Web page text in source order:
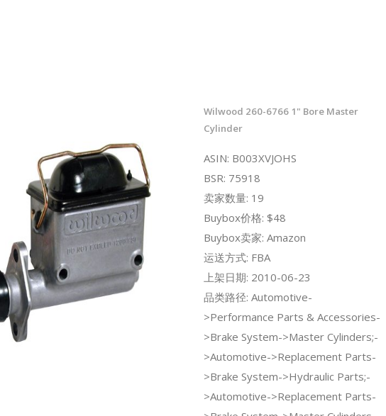
Wilwood 260-6766 1" Bore Master
Cylinder
ASIN: B003XVJOHS
BSR: 75918
卖家数量: 19
Buybox价格: $48
Buybox卖家: Amazon
运送方式: FBA
上架日期: 2010-06-23
品类路径: Automotive-
>Performance Parts & Accessories-
>Brake System->Master Cylinders;-
>Automotive->Replacement Parts-
>Brake System->Hydraulic Parts;-
>Automotive->Replacement Parts-